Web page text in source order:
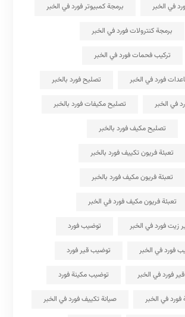
في الخبر برمجة كمبيوتر فورد في الخبر
برمجة كنترولات فورد في الخبر
تركيب فحمات فورد في الخبر
فورد في الخبر تصليح فورد بالخبر
في الخبر تصليح مكيفات فورد بالخبر
تصليح مكيف فورد بالخبر
تعبئة فريون تكييف فورد بالخبر
تعبئة فريون مكيف فورد بالخبر
تعبئة فريون مكيف فورد في الخبر
زيت فورد في الخبر توضيب فورد
فورد في الخبر توضيب قير فورد
فورد في الخبر توضيب مكينة فورد
في الخبر صيانة تكييف فورد في الخبر